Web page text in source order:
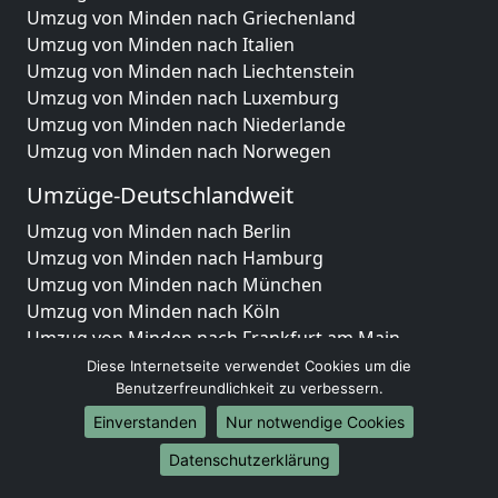
Umzug von Minden nach Griechenland
Umzug von Minden nach Italien
Umzug von Minden nach Liechtenstein
Umzug von Minden nach Luxemburg
Umzug von Minden nach Niederlande
Umzug von Minden nach Norwegen
Umzüge-Deutschlandweit
Umzug von Minden nach Berlin
Umzug von Minden nach Hamburg
Umzug von Minden nach München
Umzug von Minden nach Köln
Umzug von Minden nach Frankfurt am Main
Umzug von Minden nach Stuttgart
Umzug von Minden nach Düsseldorf
Umzug von Minden nach Leipzig
Umzug von Minden nach Dortmund
Umzug von Minden nach Essen
Diese Internetseite verwendet Cookies um die
Benutzerfreundlichkeit zu verbessern.
Einverstanden
Nur notwendige Cookies
Datenschutzerklärung